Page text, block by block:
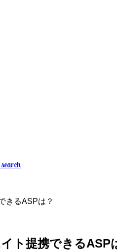
search
きるASPは？
ト提携できるASP